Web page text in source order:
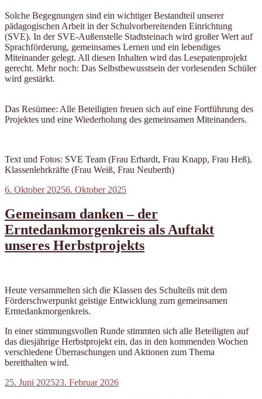
Solche Begegnungen sind ein wichtiger Bestandteil unserer
pädagogischen Arbeit in der Schulvorbereitenden Einrichtung
(SVE). In der SVE-Außenstelle Stadtsteinach wird großer Wert auf
Sprachförderung, gemeinsames Lernen und ein lebendiges
Miteinander gelegt. All diesen Inhalten wird das Lesepatenprojekt
gerecht. Mehr noch: Das Selbstbewusstsein der vorlesenden Schüler
wird gestärkt.
Das Resümee: Alle Beteiligten freuen sich auf eine Fortführung des
Projektes und eine Wiederholung des gemeinsamen Miteinanders.
Text und Fotos: SVE Team (Frau Erhardt, Frau Knapp, Frau Heß),
Klassenlehrkräfte (Frau Weiß, Frau Neuberth)
Veröffentlicht
6. Oktober 20256. Oktober 2025
Gemeinsam danken – der
Erntedankmorgenkreis als Auftakt
unseres Herbstprojekts
Heute versammelten sich die Klassen des Schulteils mit dem
Förderschwerpunkt geistige Entwicklung zum gemeinsamen
Erntedankmorgenkreis.
In einer stimmungsvollen Runde stimmten sich alle Beteiligten auf
das diesjährige Herbstprojekt ein, das in den kommenden Wochen
verschiedene Überraschungen und Aktionen zum Thema
bereithalten wird.
Veröffentlicht
25. Juni 202523. Februar 2026